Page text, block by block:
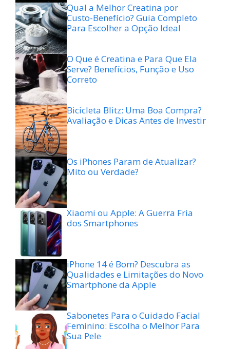
Qual a Melhor Creatina por
Custo-Benefício? Guia Completo
Para Escolher a Opção Ideal
O Que é Creatina e Para Que Ela
Serve? Benefícios, Função e Uso
Correto
Bicicleta Blitz: Uma Boa Compra?
Avaliação e Dicas Antes de Investir
Os iPhones Param de Atualizar?
Mito ou Verdade?
Xiaomi ou Apple: A Guerra Fria
dos Smartphones
iPhone 14 é Bom? Descubra as
Qualidades e Limitações do Novo
Smartphone da Apple
Sabonetes Para o Cuidado Facial
Feminino: Escolha o Melhor Para
Sua Pele